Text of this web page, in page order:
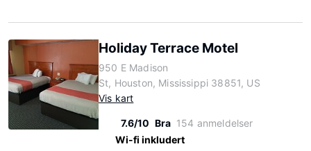
Holiday Terrace Motel
950 E Madison
St, Houston, Mississippi 38851, US
Vis kart
7.6/10 Bra 154 anmeldelser
Wi-fi inkludert